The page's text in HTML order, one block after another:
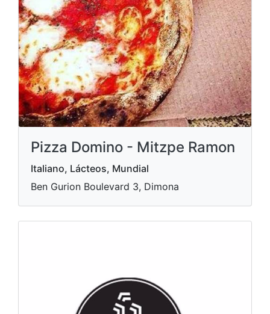
Pizza Domino - Mitzpe Ramon
Italiano, Lácteos, Mundial
Ben Gurion Boulevard 3, Dimona